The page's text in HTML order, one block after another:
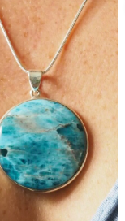
Accueil/Boutique/ Pendentif /
Pendentif
Pierre:
Agate
Votre